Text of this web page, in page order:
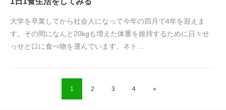
大学を卒業してから社会人になって今年の四月で4年を迎えま
す。その間になんと20kgも増えた体重を維持するために日々せ
っせと口に食べ物を運んでいます。ネト…
1 2 3 4 »